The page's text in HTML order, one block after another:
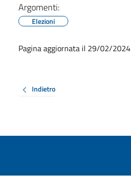
Argomenti:
Elezioni
Pagina aggiornata il 29/02/2024
Indietro